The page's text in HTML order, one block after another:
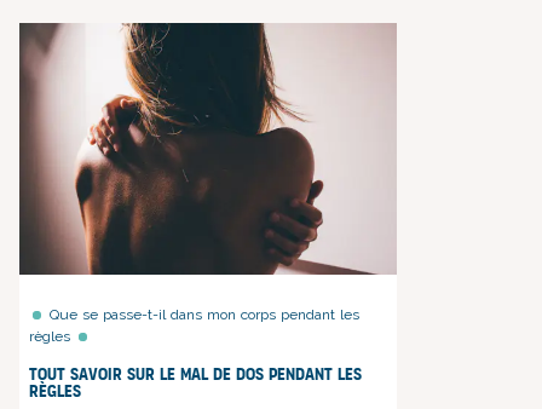
Que se passe-t-il dans mon corps pendant les
règles
Tout savoir sur le mal de dos pendant les
règles